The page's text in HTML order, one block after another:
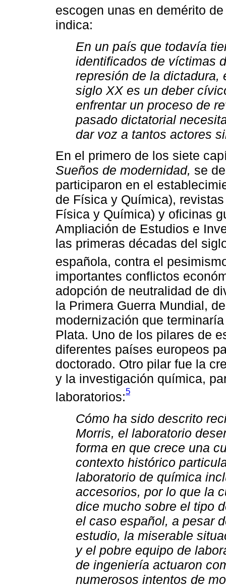
escogen unas en demérito
indica:
En un país que todavía
identificados de víctimas
represión de la dictadura,
siglo XX es un deber
enfrentar un proceso de
pasado dictatorial
dar voz a tantos actores
En el primero de los siete
Sueños de modernidad, se
participaron en el
de Física y Química),
Física y Química) y oficinas
Ampliación de Estudios e
las primeras décadas del
española, contra el
importantes conflictos
adopción de neutralidad de
la Primera Guerra Mundial,
modernización que
Plata. Uno de los pilares de
diferentes países europeos
doctorado. Otro pilar fue la
y la investigación química,
laboratorios:5
Cómo ha sido descrito
Morris, el laboratorio
forma en que crece una
contexto histórico
laboratorio de química
accesorios, por lo que la
dice mucho sobre el tipo
el caso español, a pesar
estudio, la miserable
y el pobre equipo de
de ingeniería actuaron
numerosos intentos de